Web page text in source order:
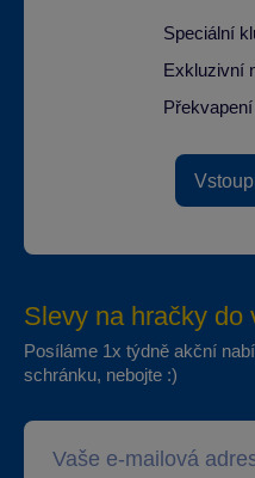
Speciální
Exkluzivní
Překvapení
Slevy na hračky do
Posíláme 1x týdně akční
schránku, nebojte :)